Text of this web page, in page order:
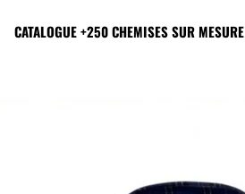
CATALOGUE +250 CHEMISES SUR MESURE